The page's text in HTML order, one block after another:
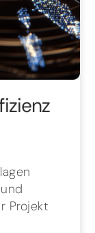
Projekt